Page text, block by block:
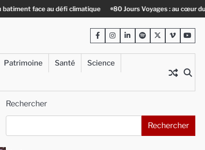
80 Jours Voyages : au cœur du Lengai avec Guy de Saint-
Facebook
Instagram
LinkedInSpotifyTwitterViméo
Patrimoine Santé
Science
Rechercher
Rechercher